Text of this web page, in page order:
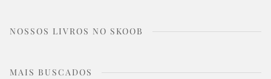
NOSSOS LIVROS NO SKOOB
MAIS BUSCADOS